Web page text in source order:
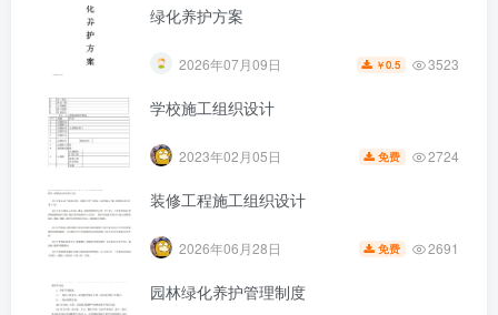
第5页 / 共8页
绿化养护方案
2026年07月09日 ￥0.5 3523
学校施工组织设计
2023年02月05日 免费 2724
装修工程施工组织设计
2026年06月28日 免费 2691
园林绿化养护管理制度